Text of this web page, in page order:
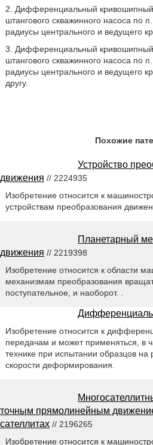
2. Дифференциальный
штангового скважинного насоса по
радиусы центрального и ведущего
3. Дифференциальный
штангового скважинного насоса по
радиусы центрального и ведущего
другу.
Похожие
Устройство
движения // 2224935
Изобретение относится к
устройствам преобразования
Планетарный
движения // 2219398
Изобретение относится к области
механизмам преобразования
поступательное, и наоборот. .
Изобретение относится к
передачам и может применяться, в
технике при испытании образцов на
скорости деформирования.
точным прямолинейным
сателлитах // 2196265
Изобретение относится к